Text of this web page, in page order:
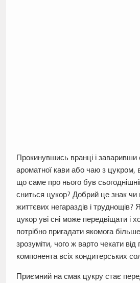
Прокинувшись вранці і заваривши
ароматної кави або чаю з цукром,
що саме про нього був
сниться цукор? Добрий це знак чи
життєвих негараздів і труднощів?
цукор уві сні може передвіщати і
потрібно пригадати якомога
зрозуміти, чого ж варто чекати від
компонента всіх кондитерських
Приємний на смак цукру стає